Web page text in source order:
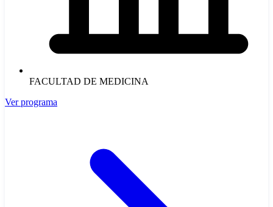
FACULTAD DE MEDICINA
Ver programa